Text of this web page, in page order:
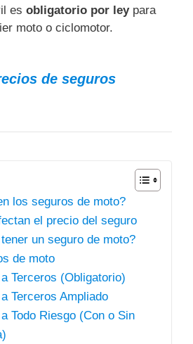
es obligatorio por leypara
moto o ciclomotor.
de seguros
los seguros de moto?
el precio del seguro
un seguro de moto?
de moto
Terceros (Obligatorio)
Terceros Ampliado
Todo Riesgo (Con o Sin